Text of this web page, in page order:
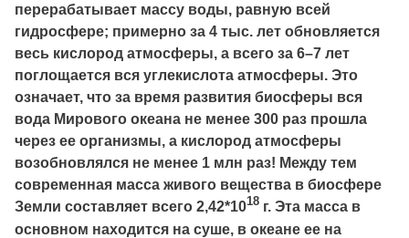
перерабатывает массу воды, равную всей
гидросфере; примерно за 4 тыс. лет обновляется
весь кислород атмосферы, а всего за 6–7 лет
поглощается вся углекислота атмосферы. Это
означает, что за время развития биосферы вся
вода Мирового океана не менее 300 раз прошла
через ее организмы, а кислород атмосферы
возобновлялся не менее 1 млн раз! Между тем
современная масса живого вещества в биосфере
Земли составляет всего 2,42*1018 г. Эта масса в
основном находится на суше, в океане ее на